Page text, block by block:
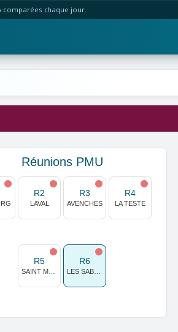
comparées chaque jour.
Réunions PMU
R2
LAVAL
R3
AVENCHES
R4
LA TESTE
R5 R6